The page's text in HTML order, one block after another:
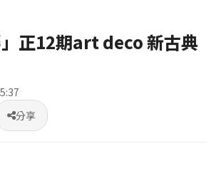
」正12期art deco 新古典
分享